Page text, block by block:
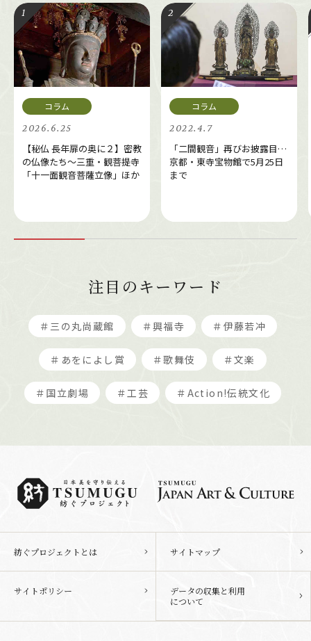
2026.6.25
【秘仏 長年扉の奥に２】密教
の仏像たち～三重・観菩提寺
「十一面観音菩薩立像」ほか
2022.4.7
「二間観音」再びお披露目…
京都・東寺宝物館で5月25日
まで
注目のキーワード
＃三の丸尚蔵館 ＃興福寺 ＃伊藤若冲
＃あをによし賞 ＃歌舞伎 ＃文楽
＃国立劇場 ＃工芸 ＃Action!伝統文化
紡ぐプロジェクトとは サイトマップ
サイトポリシー
データの収集と利用
について